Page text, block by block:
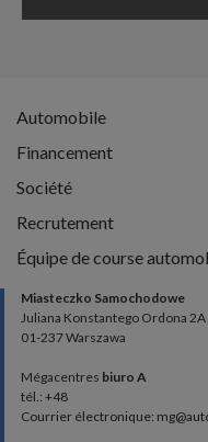
Automobile
Financement
Société
Recrutement
Équipe de course
Miasteczko Samochodowe
Juliana Konstantego Ordona 2A
01-237 Warszawa
Mégacentres biuro A
tél.: +48
Courrier électronique: